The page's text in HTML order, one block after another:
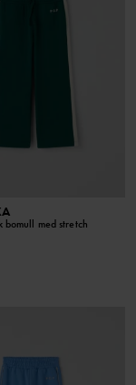
bomull med stretch